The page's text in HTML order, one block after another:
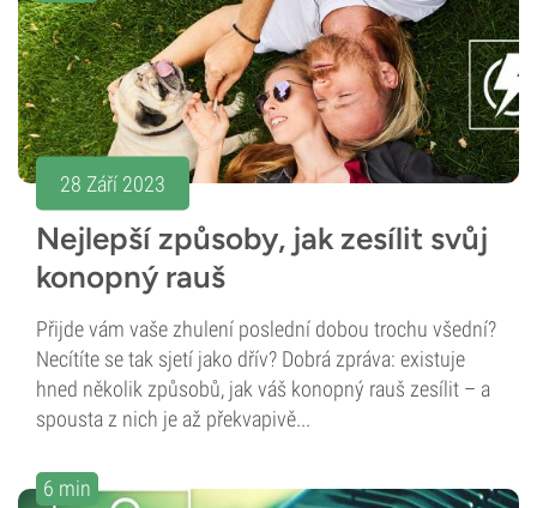
28 Září 2023
Nejlepší způsoby, jak zesílit svůj
konopný rauš
Přijde vám vaše zhulení poslední dobou trochu všední?
Necítíte se tak sjetí jako dřív? Dobrá zpráva: existuje
hned několik způsobů, jak váš konopný rauš zesílit – a
spousta z nich je až překvapivě...
6 min